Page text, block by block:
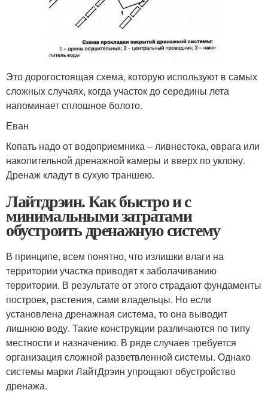
Это дорогостоящая схема, которую используют в самых
сложных случаях, когда участок до середины лета
напоминает сплошное болото.
Еван
Копать надо от водоприемника – ливнестока, оврага или
накопительной дренажной камеры и вверх по уклону.
Дренаж кладут в сухую траншею.
Лайтдрэин. Как быстро и с
минимальными затратами
обустроить дренажную систему
В принципе, всем понятно, что излишки влаги на
территории участка приводят к заболачиванию
территории. В результате от этого страдают фундаменты
построек, растения, сами владельцы. Но если
установлена дренажная система, то она выводит
лишнюю воду. Такие конструкции различаются по типу
местности и назначению. В ряде случаев требуется
организация сложной разветвленной системы. Однако
системы марки ЛайтДрэин упрощают обустройство
дренажа.